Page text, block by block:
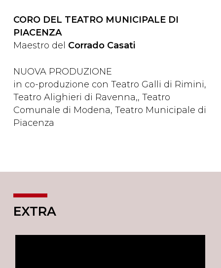
CORO DEL TEATRO MUNICIPALE DI
PIACENZA
Maestro del Corrado Casati
NUOVA PRODUZIONE
in co-produzione con Teatro Galli di Rimini,
Teatro Alighieri di Ravenna,, Teatro
Comunale di Modena, Teatro Municipale di
Piacenza
EXTRA